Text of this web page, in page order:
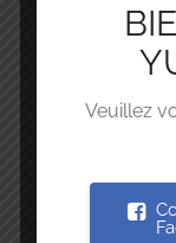
Dimanche
Veuillez